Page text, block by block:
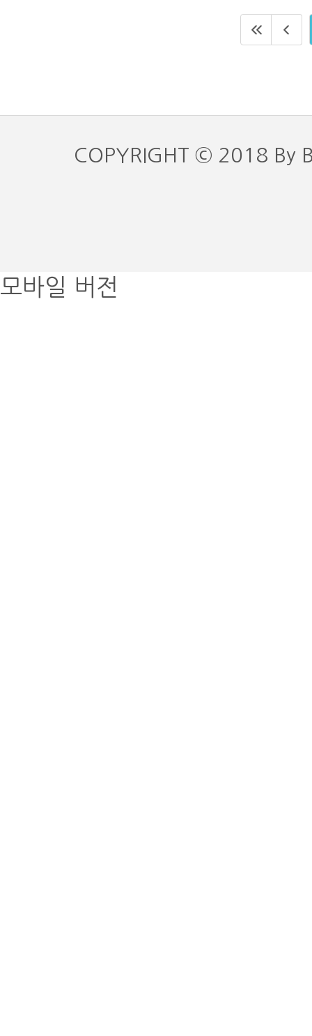
COPYRIGHT © 2018 By
모바일 버전